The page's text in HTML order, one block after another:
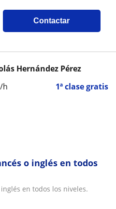
Contactar
/h 1ª clase gratis
Hernández Pérez
o inglés en todos
en todos los niveles.